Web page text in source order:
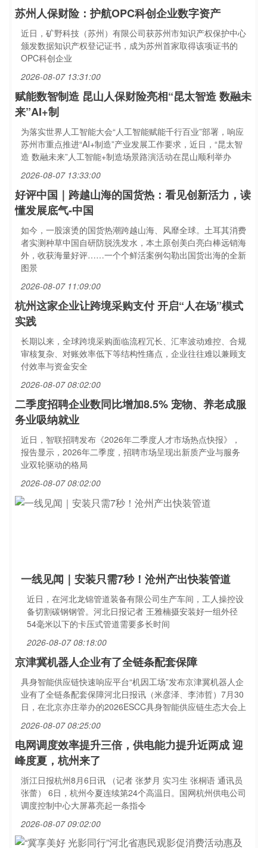
苏州人保财险：护航OPC科创企业数字资产
近日，矿野科技（苏州）有限公司获苏州市知识产权保护中心
颁发数据知识产权登记证书，成为苏州首家取得该项证书的
OPC科创企业
2026-08-07 13:31:00
赋能数智制造 昆山人保财险亮相“昆太智造 数融未
来”AI+制
为落实世界人工智能大会“人工智能赋能千行百业”部署，响应
苏州市重点推进“AI+制造”产业发展工作要求，近日，“昆太智
造 数融未来”人工智能+制造场景路演活动在昆山顺利举办
2026-08-07 13:33:00
好评中国｜跨越山海的国货热：看见创新活力，读
懂发展底气-中国
如今，一股滚烫的国货热潮跨越山海、风靡全球。土耳其消费
者实测种草中国自研防脱洗发水，本土原创美白亮白棒远销海
外，收获海量好评……一个个鲜活案例勾勒出国货出海的全新
图景
2026-08-07 11:09:00
杭州这家企业让跨境采购支付 开启“人在场”模式
实践
长期以来，全球跨境采购面临流程冗长、汇率波动难控、合规
审核复杂、对账效率低下等结构性痛点，企业往往难以兼顾支
付效率与资金安全
2026-08-07 08:02:00
二季度招聘企业数同比增加8.5% 宠物、养老成服
务业吸纳就业
近日，智联招聘发布《2026年二季度人才市场热点快报》，
报告显示，2026年二季度，招聘市场呈现出新质产业与服务
业双轮驱动的格局
2026-08-07 08:02:00
一线见闻｜安装只需7秒！沧州产出快装管道
近日，在河北龙锦管道装备有限公司生产车间，工人操控设
备切割碳钢钢管。河北日报记者 王雅楠摄安装好一组外径
54毫米以下的卡压式管道需要多长时间
2026-08-07 08:18:00
京津冀机器人企业有了全链条配套保障
具身智能供应链快速响应平台“机因工场”发布京津冀机器人企
业有了全链条配套保障河北日报讯（米彦泽、李沛哲）7月30
日，在北京亦庄举办的2026ESCC具身智能供应链生态大会上
2026-08-07 08:25:00
电网调度效率提升三倍，供电能力提升近两成 迎
峰度夏，杭州来了
浙江日报杭州8月6日讯 （记者 张梦月 实习生 张桐语 通讯员
张蕾） 6日，杭州今夏连续第24个高温日。国网杭州供电公司
调度控制中心大屏幕亮起一条指令
2026-08-07 09:02:00